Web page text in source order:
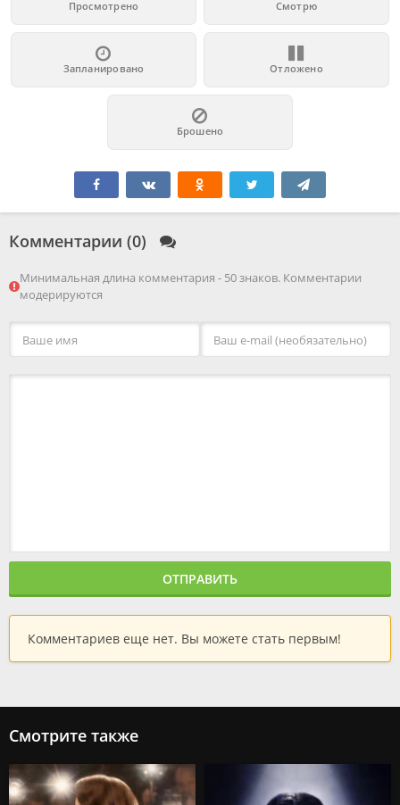
Просмотрено Смотрю
Запланировано Отложено
Брошено
Комментарии (0)
Минимальная длина комментария - 50 знаков. Комментарии
модерируются
ОТПРАВИТЬ
Комментариев еще нет. Вы можете стать первым!
Смотрите также